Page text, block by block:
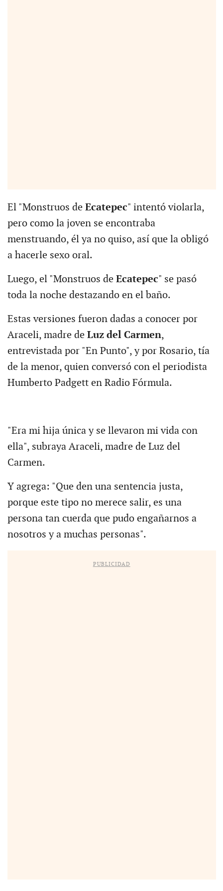
El "Monstruos de Ecatepec" intentó violarla,
pero como la joven se encontraba
menstruando, él ya no quiso, así que la obligó
a hacerle sexo oral.
Luego, el "Monstruos de Ecatepec" se pasó
toda la noche destazando en el baño.
Estas versiones fueron dadas a conocer por
Araceli, madre de Luz del Carmen,
entrevistada por "En Punto", y por Rosario, tía
de la menor, quien conversó con el periodista
Humberto Padgett en Radio Fórmula.
"Era mi hija única y se llevaron mi vida con
ella", subraya Araceli, madre de Luz del
Carmen.
Y agrega: "Que den una sentencia justa,
porque este tipo no merece salir, es una
persona tan cuerda que pudo engañarnos a
nosotros y a muchas personas".
PUBLICIDAD